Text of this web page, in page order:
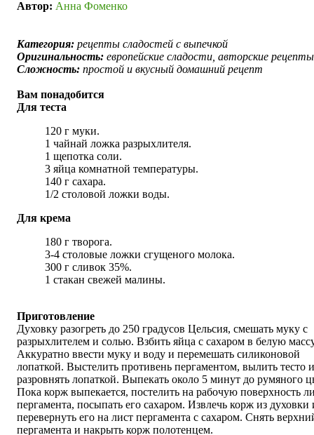
Автор: Анна Фоменко
Категория: рецепты сладостей с выпечкой
Оригинальность: европейские сладости, авторские рецепты
Сложность: простой и вкусный домашний рецепт
Вам понадобится
Для теста
120 г муки.
1 чайнай ложка разрыхлителя.
1 щепотка соли.
3 яйца комнатной температуры.
140 г сахара.
1/2 столовой ложки воды.
Для крема
180 г творога.
3-4 столовые ложки сгущеного молока.
300 г сливок 35%.
1 стакан свежей малины.
Приготовление
Духовку разогреть до 250 градусов Цельсия, смешать муку с
разрыхлителем и солью. Взбить яйца с сахаром в белую
Аккуратно ввести муку и воду и перемешать силиконовой
лопаткой. Выстелить противень пергаментом, вылить тесто и
разровнять лопаткой. Выпекать около 5 минут до румяного
Пока корж выпекается, постелить на рабочую поверхность
пергамента, посыпать его сахаром. Извлечь корж из духовки
перевернуть его на лист пергамента с сахаром. Снять
пергамента и накрыть корж полотенцем.